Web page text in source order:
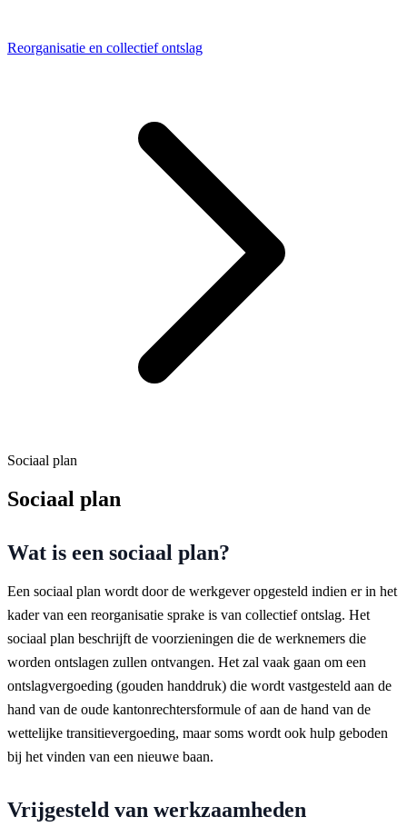
Reorganisatie en collectief ontslag
Sociaal plan
Sociaal plan
Wat is een sociaal plan?
Een sociaal plan wordt door de werkgever opgesteld indien er in het
kader van een reorganisatie sprake is van collectief ontslag. Het
sociaal plan beschrijft de voorzieningen die de werknemers die
worden ontslagen zullen ontvangen. Het zal vaak gaan om een
ontslagvergoeding (gouden handdruk) die wordt vastgesteld aan de
hand van de oude kantonrechtersformule of aan de hand van de
wettelijke transitievergoeding, maar soms wordt ook hulp geboden
bij het vinden van een nieuwe baan.
Vrijgesteld van werkzaamheden